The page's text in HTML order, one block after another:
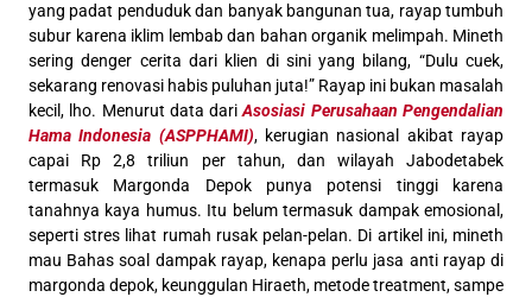
yang padat penduduk dan banyak bangunan tua, rayap tumbuh
subur karena iklim lembab dan bahan organik melimpah. Mineth
sering denger cerita dari klien di sini yang bilang, “Dulu cuek,
sekarang renovasi habis puluhan juta!” Rayap ini bukan masalah
kecil, lho. Menurut data dariAsosiasi Perusahaan Pengendalian
Hama Indonesia (ASPPHAMI), kerugian nasional akibat rayap
capai Rp 2,8 triliun per tahun, dan wilayah Jabodetabek
termasuk Margonda Depok punya potensi tinggi karena
tanahnya kaya humus. Itu belum termasuk dampak emosional,
seperti stres lihat rumah rusak pelan-pelan. Di artikel ini, mineth
mau Bahas soal dampak rayap, kenapa perlu jasa anti rayap di
margonda depok, keunggulan Hiraeth, metode treatment, sampe